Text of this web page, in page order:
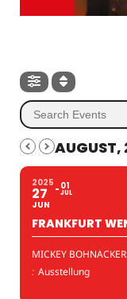
AUGUST,
2025
27
JUN
01
JUL
FRANKFURT
MICKEY
: Ausstellung